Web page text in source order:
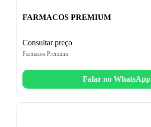
FARMACOS PREMIUM
Consultar preço
Farmacos Premium
Falar no WhatsApp